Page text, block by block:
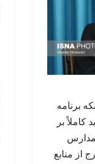
برنامه
کاملاً بر
از منابع